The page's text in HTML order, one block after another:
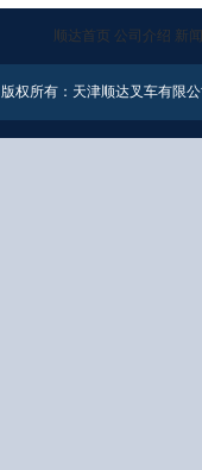
顺达首页 公司介绍 新
版权所有：天津顺达叉车有限